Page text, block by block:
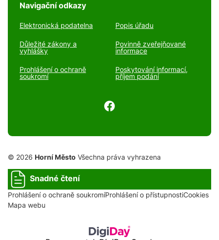
Navigační odkazy
Elektronická podatelna Popis úřadu
Důležité zákony a
vyhlášky
Povinně zveřejňované
informace
Prohlášení o ochraně
soukromí
Poskytování informací,
příjem podání
© 2026 Horní Město Všechna práva vyhrazena
Snadné čtení
Prohlášení o ochraně soukromíProhlášení o přístupnostiCookies
Mapa webu